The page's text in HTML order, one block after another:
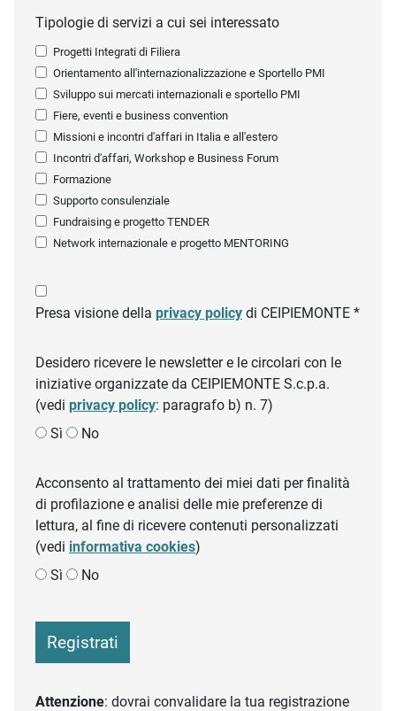
Tipologie di servizi a cui sei interessato
Progetti Integrati di Filiera
Orientamento all'internazionalizzazione e Sportello PMI
Sviluppo sui mercati internazionali e sportello PMI
Fiere, eventi e business convention
Missioni e incontri d'affari in Italia e all'estero
Incontri d'affari, Workshop e Business Forum
Formazione
Supporto consulenziale
Fundraising e progetto TENDER
Network internazionale e progetto MENTORING
Presa visione della privacy policy di CEIPIEMONTE *
Desidero ricevere le newsletter e le circolari con le
iniziative organizzate da CEIPIEMONTE S.c.p.a.
(vedi privacy policy: paragrafo b) n. 7)
Sì
No
Acconsento al trattamento dei miei dati per finalità
di profilazione e analisi delle mie preferenze di
lettura, al fine di ricevere contenuti personalizzati
(vedi informativa cookies)
Sì
No
Registrati
Attenzione: dovrai convalidare la tua registrazione